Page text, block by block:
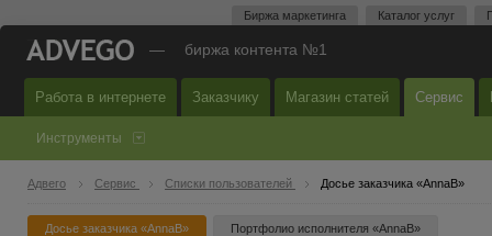
Биржа маркетинга Каталог услуг
— биржа контента №1
Работа в интернете Заказчику Магазин статей Сервис
Инструменты
Адвего Сервис Списки пользователей Досье заказчика «AnnaB»
Досье заказчика «AnnaB» Портфолио исполнителя «AnnaB»